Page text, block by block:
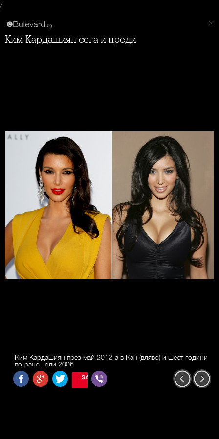
/
Ким Кардашиян сега и преди
Ким Кардашиян през май 2012-а в Кан (вляво) и шест години
по-рано, юли 2006
SAVE